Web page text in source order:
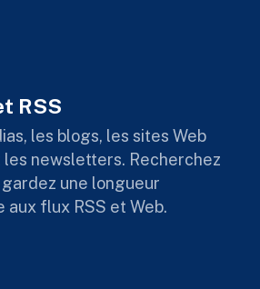
RSS
les blogs, les sites Web
newsletters. Recherchez
une longueur
aux flux RSS et Web.